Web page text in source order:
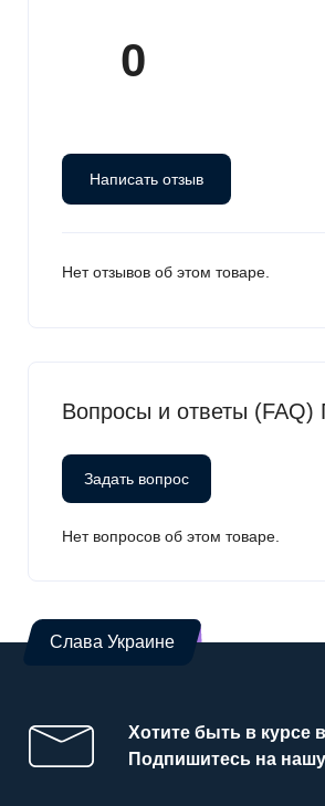
0
Написать отзыв
Нет отзывов об этом товаре.
Вопросы и ответы
Задать вопрос
Нет вопросов об этом товаре.
Слава Украине
Хотите быть в курсе
Подпишитесь на